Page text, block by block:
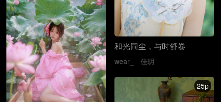
和光同尘，与时舒卷
wear_ 佳玥
25p